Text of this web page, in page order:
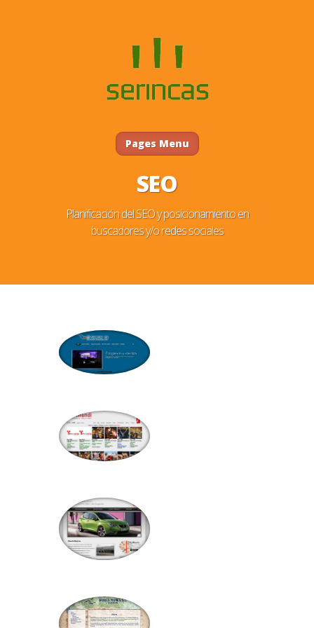
Pages Menu
SEO
Planificación del SEO y posicionamiento en
buscadores y/o redes sociales